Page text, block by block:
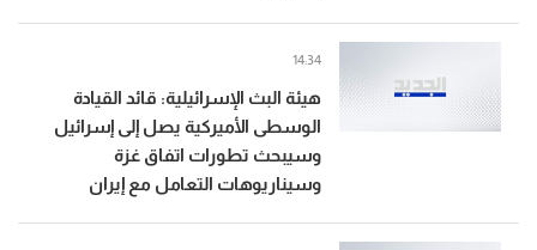
هيئة البث الإسرائيلية: قائد القيادة
الوسطى الأميركية يصل إلى إسرائيل
وسيبحث تطورات اتفاق غزة
وسيناريوهات التعامل مع إيران
14:34